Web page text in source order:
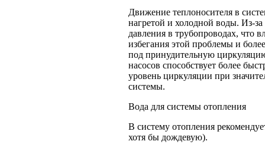
Движение теплоносителя в
нагретой и холодной воды. Из-
давления в трубопроводах, что
избегания этой проблемы и
под принудительную
насосов способствует более
уровень циркуляции при
системы.
Вода для системы отопления
В систему отопления
хотя бы дождевую).